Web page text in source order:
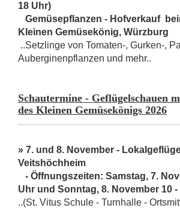
18 Uhr)
Gemüsepflanzen - Hofverkauf
Kleinen Gemüsekönig, Würzburg
..Setzlinge von Tomaten-, Gurken-,
Auberginenpflanzen und mehr..
Schautermine - Geflügelschauen
des Kleinen Gemüsekönigs 2026
» 7. und 8. November -
Veitshöchheim
- Öffnungszeiten: Samstag, 7.
Uhr und Sonntag, 8. November 10 -
..(St. Vitus Schule - Turnhalle -